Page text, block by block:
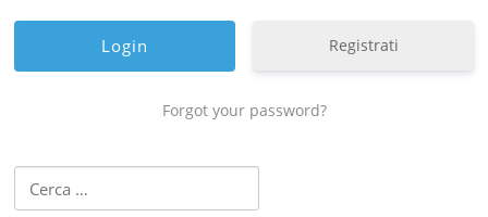
Registrati
Forgot your password?
per: